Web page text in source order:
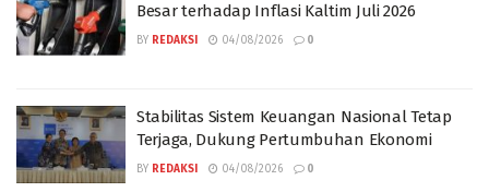
Besar terhadap Inflasi Kaltim Juli 2026
BY REDAKSI 04/08/2026 0
Stabilitas Sistem Keuangan Nasional Tetap
Terjaga, Dukung Pertumbuhan Ekonomi
BY REDAKSI 04/08/2026 0